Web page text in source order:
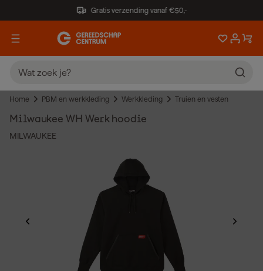
Gratis verzending vanaf €50,-
Home PBM en werkkleding Werkkleding Truien en vesten
Milwaukee WH Werk hoodie
MILWAUKEE